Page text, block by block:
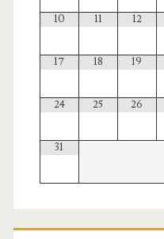
10 11 12
17 18 19
24 25 26
31